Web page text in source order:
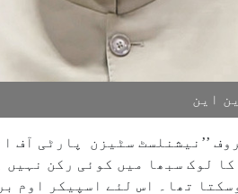
این
’’نیشنلسٹ سٹیزن پارٹی آف
لوک سبھا میں کوئی رکن
تھا۔ اس لئے اسپیکر اوم